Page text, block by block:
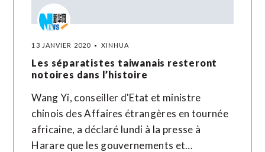
13 JANVIER 2020 XINHUA
Les séparatistes taiwanais resteront
notoires dans l’histoire
Wang Yi, conseiller d'Etat et ministre
chinois des Affaires étrangères en tournée
africaine, a déclaré lundi à la presse à
Harare que les gouvernements et…